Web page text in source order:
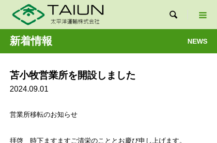

新着情報 NEWS
苫小牧営業所を開設しました
2024.09.01
営業所移転のお知らせ
拝啓 時下ますますご清栄のこととお慶び申し上げます。